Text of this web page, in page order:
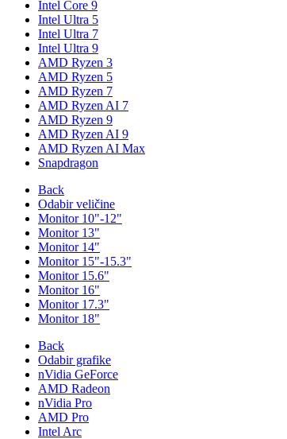
Intel Core 9
Intel Ultra 5
Intel Ultra 7
Intel Ultra 9
AMD Ryzen 3
AMD Ryzen 5
AMD Ryzen 7
AMD Ryzen AI 7
AMD Ryzen 9
AMD Ryzen AI 9
AMD Ryzen AI Max
Snapdragon
Back
Odabir veličine
Monitor 10"-12"
Monitor 13"
Monitor 14"
Monitor 15"-15.3"
Monitor 15.6"
Monitor 16"
Monitor 17.3"
Monitor 18"
Back
Odabir grafike
nVidia GeForce
AMD Radeon
nVidia Pro
AMD Pro
Intel Arc